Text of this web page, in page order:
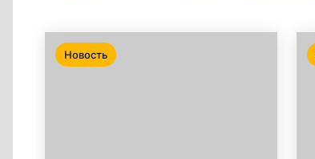
Новость